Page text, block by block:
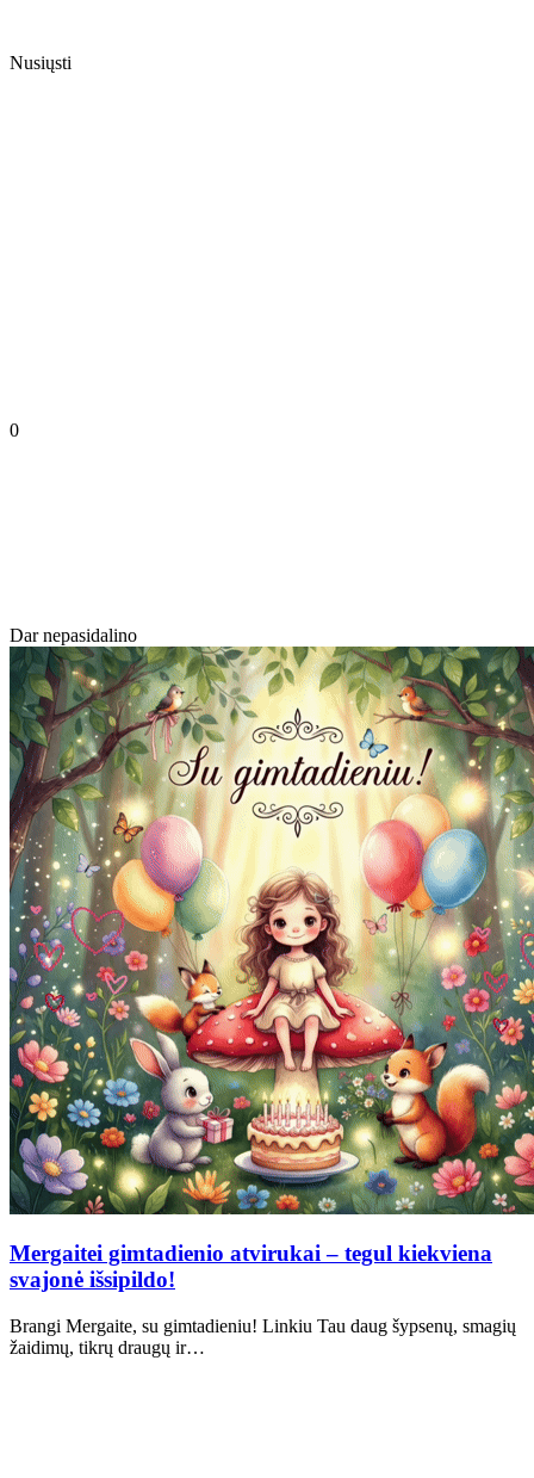
Nusiųsti
0
Dar nepasidalino
Mergaitei gimtadienio atvirukai – tegul kiekviena
svajonė išsipildo!
Brangi Mergaite, su gimtadieniu! Linkiu Tau daug šypsenų, smagių
žaidimų, tikrų draugų ir…